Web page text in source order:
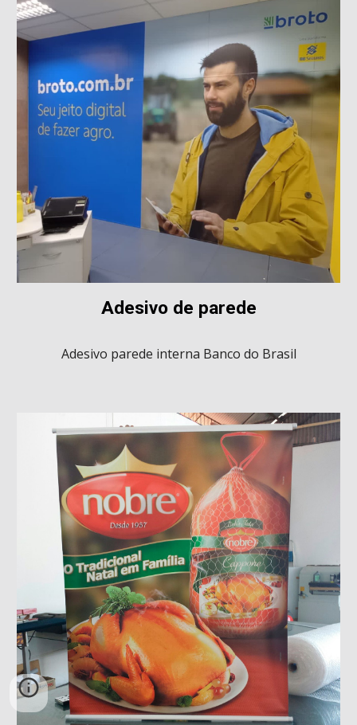
Adesivo de parede
Adesivo parede interna Banco do Brasil